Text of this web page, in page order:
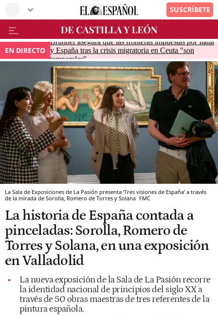
EN DIRECTO
Brunner asegura que las fronteras impuestas por Italia
y España tras la crisis migratoria en Ceuta "son
temporales"
La Sala de Exposiciones de La Pasión presenta ‘Tres visiones de España’ a través
de la mirada de Sorolla, Romero de Torres y Solana FMC
La historia de España contada a
pinceladas: Sorolla, Romero de
Torres y Solana, en una exposición
en Valladolid
La nueva exposición de la Sala de La Pasión recorre
la identidad nacional de principios del siglo XX a
través de 50 obras maestras de tres referentes de la
pintura española.